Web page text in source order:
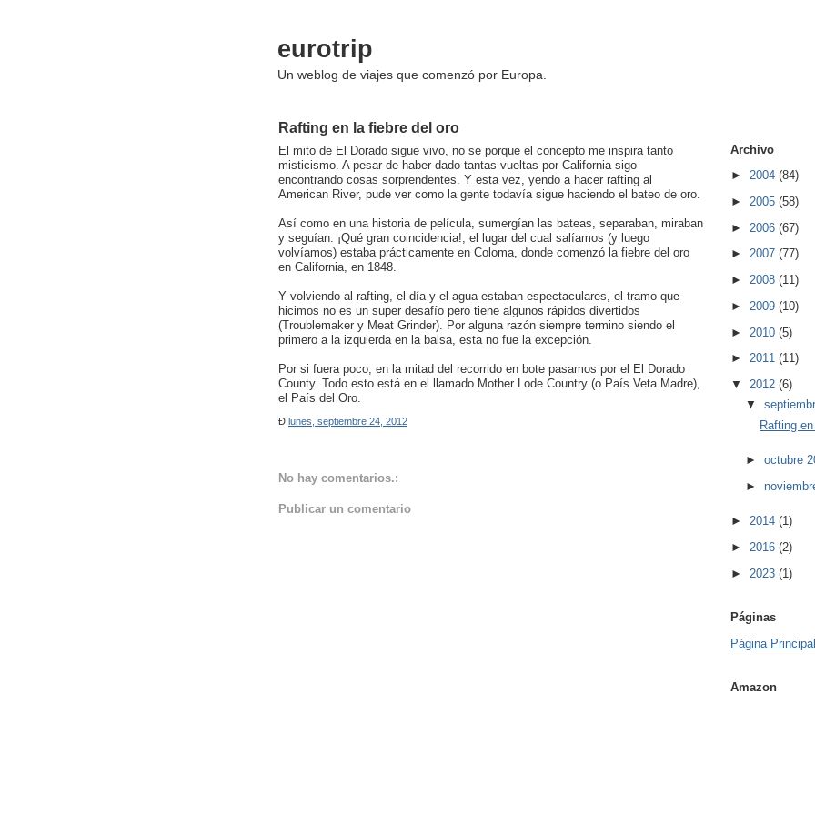
eurotrip
Un weblog de viajes que comenzó por Europa.
Rafting en la fiebre del oro
El mito de El Dorado sigue vivo, no se porque el concepto me inspira tanto
misticismo. A pesar de haber dado tantas vueltas por California sigo
encontrando cosas sorprendentes. Y esta vez, yendo a hacer rafting al
American River, pude ver como la gente todavía sigue haciendo el bateo de oro.
Así como en una historia de película, sumergían las bateas, separaban, miraban
y seguían. ¡Qué gran coincidencia!, el lugar del cual salíamos (y luego
volvíamos) estaba prácticamente en Coloma, donde comenzó la fiebre del oro
en California, en 1848.
Y volviendo al rafting, el día y el agua estaban espectaculares, el tramo que
hicimos no es un super desafío pero tiene algunos rápidos divertidos
(Troublemaker y Meat Grinder). Por alguna razón siempre termino siendo el
primero a la izquierda en la balsa, esta no fue la excepción.
Por si fuera poco, en la mitad del recorrido en bote pasamos por el El Dorado
County. Todo esto está en el llamado Mother Lode Country (o País Veta Madre),
el País del Oro.
Ð lunes, septiembre 24, 2012
No hay comentarios.:
Publicar un comentario
Archivo
► 2004 (84)
► 2005 (58)
► 2006 (67)
► 2007 (77)
► 2008 (11)
► 2009 (10)
► 2010 (5)
► 2011 (11)
▼ 2012 (6)
▼
Rafting
► octubre
►
► 2014 (1)
► 2016 (2)
► 2023 (1)
Páginas
Página Principal
Amazon